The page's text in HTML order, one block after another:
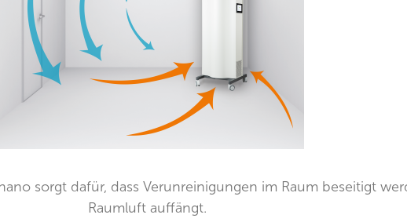
sorgt dafür, dass Verunreinigungen im Raum beseitigt
Raumluft auffängt.